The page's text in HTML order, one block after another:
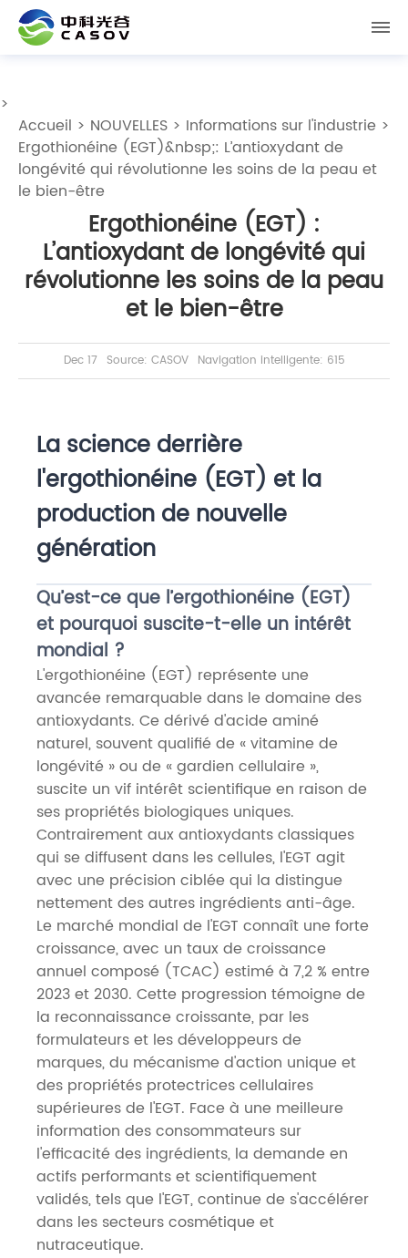
>
Accueil > NOUVELLES > Informations sur l'industrie >
Ergothionéine (EGT)&nbsp;: L’antioxydant de
longévité qui révolutionne les soins de la peau et
le bien-être
Ergothionéine (EGT) :
L’antioxydant de longévité qui
révolutionne les soins de la peau
et le bien-être
Dec 17 Source: CASOV Navigation intelligente: 615
La science derrière
l'ergothionéine (EGT) et la
production de nouvelle
génération
Qu’est-ce que l’ergothionéine (EGT)
et pourquoi suscite-t-elle un intérêt
mondial ?
L'ergothionéine (EGT) représente une
avancée remarquable dans le domaine des
antioxydants. Ce dérivé d'acide aminé
naturel, souvent qualifié de « vitamine de
longévité » ou de « gardien cellulaire »,
suscite un vif intérêt scientifique en raison de
ses propriétés biologiques uniques.
Contrairement aux antioxydants classiques
qui se diffusent dans les cellules, l'EGT agit
avec une précision ciblée qui la distingue
nettement des autres ingrédients anti-âge.
Le marché mondial de l'EGT connaît une forte
croissance, avec un taux de croissance
annuel composé (TCAC) estimé à 7,2 % entre
2023 et 2030. Cette progression témoigne de
la reconnaissance croissante, par les
formulateurs et les développeurs de
marques, du mécanisme d'action unique et
des propriétés protectrices cellulaires
supérieures de l'EGT. Face à une meilleure
information des consommateurs sur
l'efficacité des ingrédients, la demande en
actifs performants et scientifiquement
validés, tels que l'EGT, continue de s'accélérer
dans les secteurs cosmétique et
nutraceutique.